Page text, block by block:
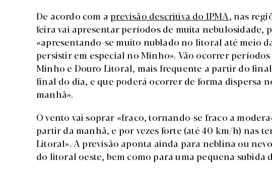
De acordo com a previsão descritiva do IPMA, nas
feira vai apresentar períodos de muita nebulosidade,
«apresentando-se muito nublado no litoral até meio
persistir em especial no Minho». Vão ocorrer
Minho e Douro Litoral, mais frequente a partir do
final do dia, e que poderá ocorrer de forma dispersa
manhã».
O vento vai soprar «fraco, tornando-se fraco a
partir da manhã, e por vezes forte (até 40 km/h) nas
Litoral». A previsão aponta ainda para neblina ou
do litoral oeste, bem como para uma pequena subida